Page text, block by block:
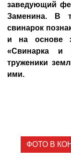
заведующий
Заменина. В
свинарок
и на основе
«Свинарка и
труженики
ими.
ФОТО В